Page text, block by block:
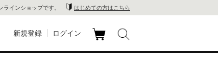
インショップです。 はじめての方はこちら
新規登録 ログイン